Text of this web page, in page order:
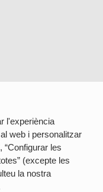
l'experiència
web i personalitzar
“Configurar les
(excepte les
la nostra